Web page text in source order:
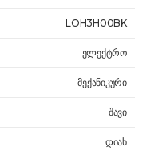
LOH3H00BK
ელექტრო
მექანიკური
შავი
დიახ